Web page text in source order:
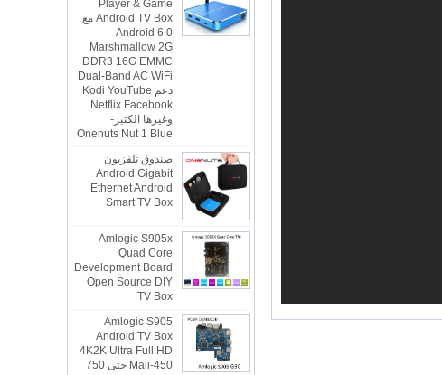
Android 6.0
Marshmallow 2G
DDR3 16G EMMC
Dual-Band AC WiFi
دعم Kodi YouTube
Netflix Facebook
وغيرها الكثير-
Onenuts Nut 1 Blue
صندوق تلفزيون
Android Gigabit
Ethernet Android
Smart TV Box
Amlogic S905x
Quad Core
Development Board
Open Source DIY
TV Box
Amlogic S905
Android TV Box
4K2K Ultra Full HD
Mali-450 حتى 750
MHz Android 5.1